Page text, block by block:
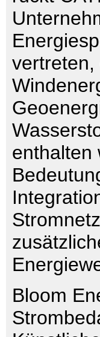
enthalten
Bloom